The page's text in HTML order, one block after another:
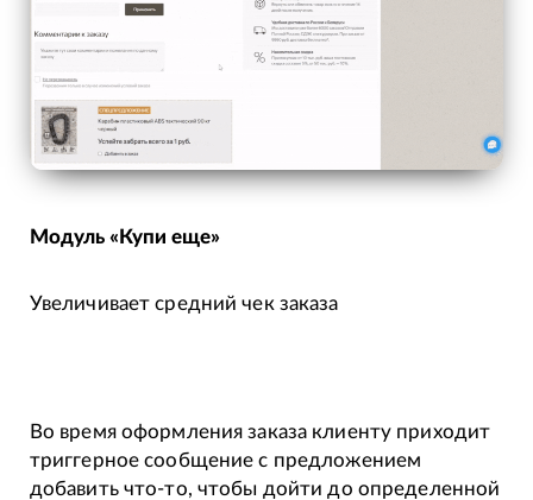
Модуль «Купи еще»
Увеличивает средний чек заказа
Во время оформления заказа клиенту приходит
триггерное сообщение с предложением
добавить что-то, чтобы дойти до определенной